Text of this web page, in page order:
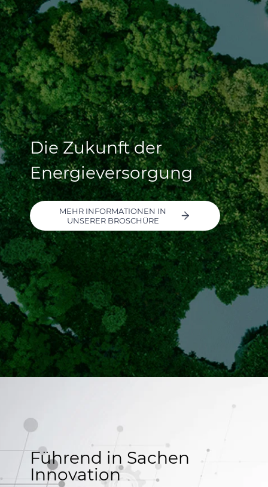
Die Zukunft der
Energieversorgung
MEHR INFORMATIONEN IN
UNSERER BROSCHÜRE
Führend in Sachen
Innovation